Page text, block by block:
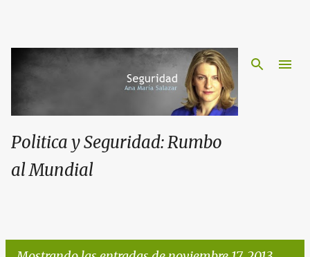
Politica y Seguridad: Rumbo
al Mundial